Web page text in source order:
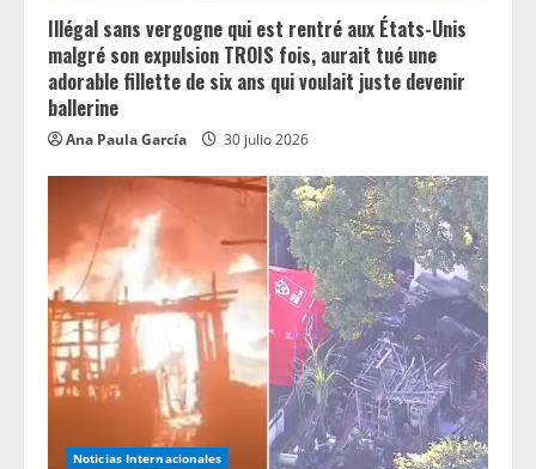
Illégal sans vergogne qui est rentré aux États-Unis
malgré son expulsion TROIS fois, aurait tué une
adorable fillette de six ans qui voulait juste devenir
ballerine
Ana Paula García 30 julio 2026
Noticias Internacionales